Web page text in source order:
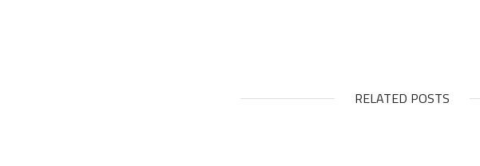
RELATED POSTS